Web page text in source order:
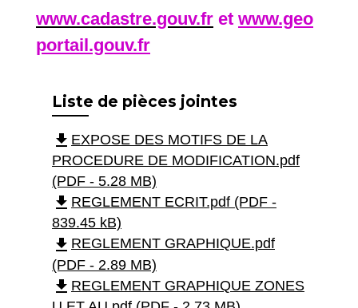
www.cadastre.gouv.fr et www.geo
portail.gouv.fr
Liste de pièces jointes
file_download EXPOSE DES MOTIFS DE LA
PROCEDURE DE MODIFICATION.pdf
(PDF - 5.28 MB)
file_download REGLEMENT ECRIT.pdf (PDF -
839.45 kB)
file_download REGLEMENT GRAPHIQUE.pdf
(PDF - 2.89 MB)
file_download REGLEMENT GRAPHIQUE ZONES